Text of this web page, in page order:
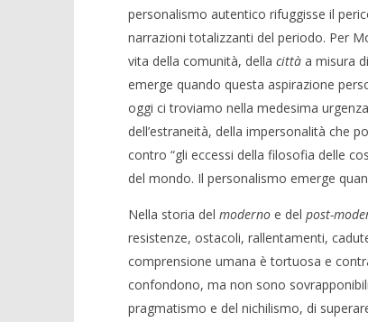
personalismo autentico rifuggisse il
narrazioni totalizzanti del periodo. Per
vita della comunità, della città a misura
emerge quando questa aspirazione
oggi ci troviamo nella medesima
dell’estraneità, della impersonalità che
contro “gli eccessi della filosofia delle
del mondo. Il personalismo emerge
Nella storia del moderno e del post-
resistenze, ostacoli, rallentamenti,
comprensione umana è tortuosa e
confondono, ma non sono
pragmatismo e del nichilismo, di